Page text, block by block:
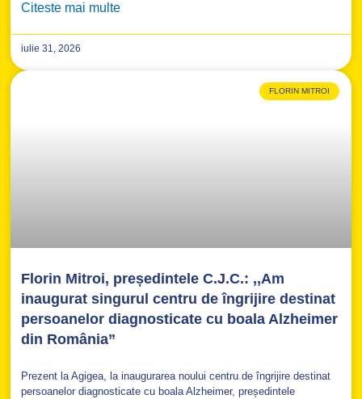
Citeste mai multe
iulie 31, 2026
FLORIN MITROI
Florin Mitroi, președintele C.J.C.: ,,Am
inaugurat singurul centru de îngrijire destinat
persoanelor diagnosticate cu boala Alzheimer
din România”
Prezent la Agigea, la inaugurarea noului centru de îngrijire destinat
persoanelor diagnosticate cu boala Alzheimer, președintele